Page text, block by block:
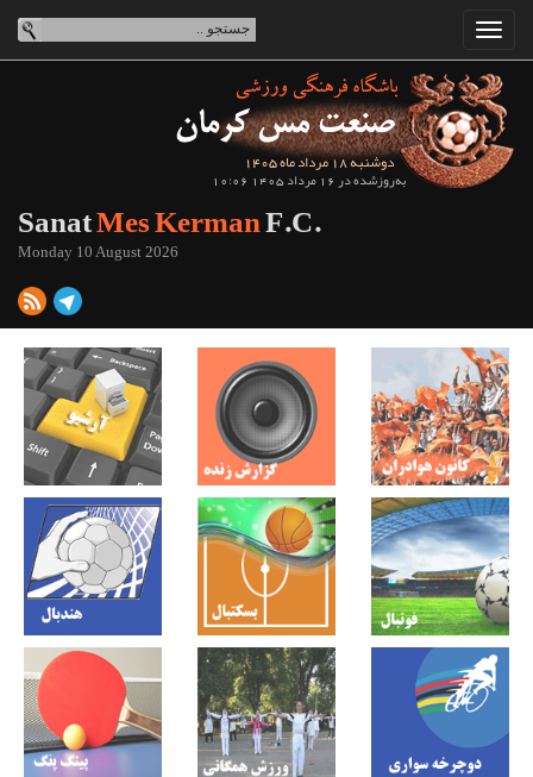
دوشنبه 18 مرداد ماه 1405
به‌روزشده در 16 مرداد 1405 10:06
SanatMes KermanF.C.
Monday 10 August 2026